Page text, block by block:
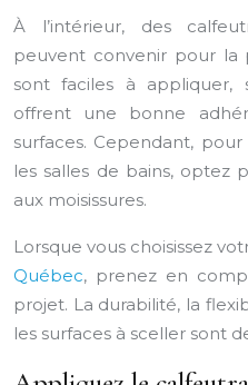
À l’intérieur, des
peuvent convenir pour la
sont faciles à
offrent une bonne
surfaces. Cependant,
les salles de bains, optez
aux moisissures.
Lorsque vous choisissez
Québec, prenez en
projet. La durabilité, la
les surfaces à sceller sont